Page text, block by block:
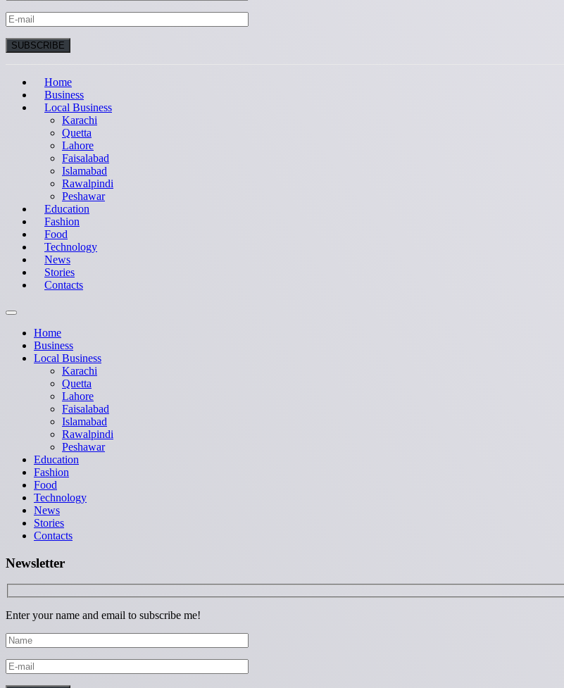
Home
Business
Local Business
Karachi
Quetta
Lahore
Faisalabad
Islamabad
Rawalpindi
Peshawar
Education
Fashion
Food
Technology
News
Stories
Contacts
Home
Business
Local Business
Karachi
Quetta
Lahore
Faisalabad
Islamabad
Rawalpindi
Peshawar
Education
Fashion
Food
Technology
News
Stories
Contacts
Newsletter
Enter your name and email to subscribe me!